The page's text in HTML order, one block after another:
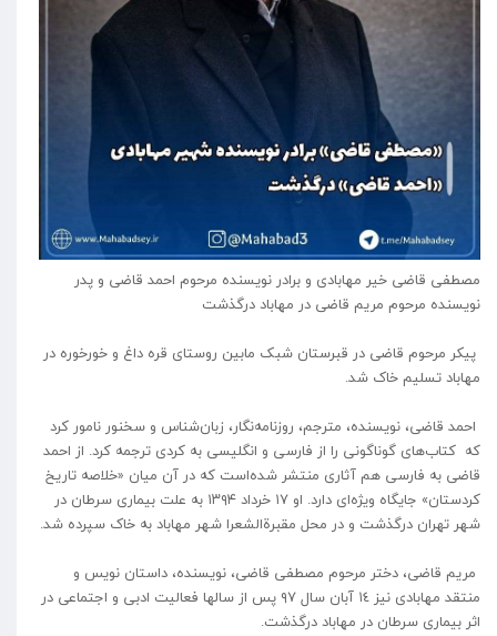
مصطفی قاضی خیر مهابادی و برادر نویسنده مرحوم احمد قاضی و پدر
نویسنده مرحوم مریم قاضی در مهاباد درگذشت
پیکر مرحوم قاضی در قبرستان شبک مابین روستای قره داغ و خورخوره در
مهاباد تسلیم خاک شد.
احمد قاضی، نویسنده، مترجم، روزنامه‌نگار، زبان‌شناس و سخنور نامور کرد
که کتاب‌های گوناگونی را از فارسی و انگلیسی به کردی ترجمه کرد. از احمد
قاضی به فارسی هم آثاری منتشر شده‌است که در آن میان «خلاصه تاریخ
کردستان» جایگاه ویژه‌ای دارد. او ۱۷ خرداد ۱۳۹۴ به علت بیماری سرطان در
شهر تهران درگذشت و در محل مقبرةالشعرا شهر مهاباد به خاک سپرده شد.
مریم قاضی، دختر مرحوم مصطفی قاضی، نویسنده، داستان نویس و
منتقد مهابادی نیز ١٤ آبان سال ٩٧ پس از سالها فعالیت ادبی و اجتماعی در
اثر بیماری سرطان در مهاباد درگذشت.